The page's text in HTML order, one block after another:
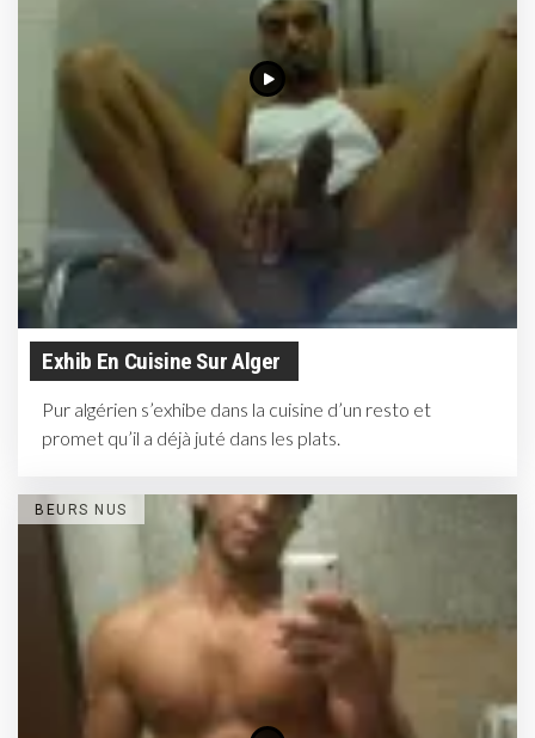
Exhib En Cuisine Sur Alger
Pur algérien s’exhibe dans la cuisine d’un resto et
promet qu’il a déjà juté dans les plats.
BEURS NUS